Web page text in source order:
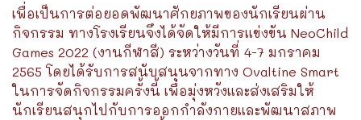
เพื่อเป็นการต่อยอดพัฒนาศักยภาพของนักเรียนผ่าน
กิจกรรม ทางโรงเรียนจึงได้จัดให้มีการแข่งขัน NeoChild
Games 2022 (งานกีฬาสี) ระหว่างวันที่ 4-7 มกราคม
2565 โดยได้รับการสนับสนุนจากทาง Ovaltine Smart
ในการจัดกิจกรรมครั้งนี้ เพื่อมุ่งหวังและส่งเสริมให้
นักเรียนสนุกไปกับการออกกำลังกายและพัฒนาสภาพ